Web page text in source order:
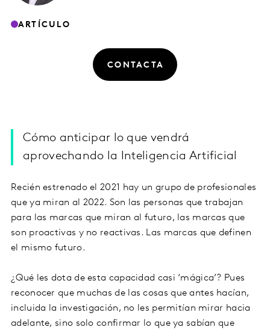
ARTÍCULO
CONTACTA
Cómo anticipar lo que vendrá
aprovechando la Inteligencia Artificial
Recién estrenado el 2021 hay un grupo de profesionales
que ya miran al 2022. Son las personas que trabajan
para las marcas que miran al futuro, las marcas que
son proactivas y no reactivas. Las marcas que definen
el mismo futuro.
¿Qué les dota de esta capacidad casi ‘mágica’? Pues
reconocer que muchas de las cosas que antes hacían,
incluida la investigación, no les permitían mirar hacia
adelante, sino solo confirmar lo que ya sabían que